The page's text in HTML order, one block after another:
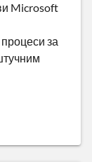
Microsoft
процеси за